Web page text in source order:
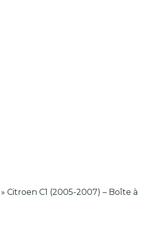
» Citroen C1 (2005-2007) – Boîte à